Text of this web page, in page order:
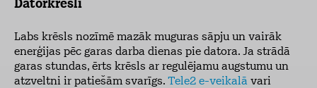
Datorkrēsli
Labs krēsls nozīmē mazāk muguras sāpju un vairāk
enerģijas pēc garas darba dienas pie datora. Ja strādā
garas stundas, ērts krēsls ar regulējamu augstumu un
atzveltni ir patiešām svarīgs. Tele2 e-veikalā vari